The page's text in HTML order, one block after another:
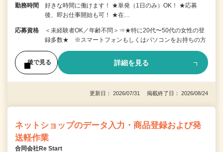
勤務時間
好きな時間に働けます！ ★単発（1日のみ）OK！ ★応募
後、即お仕事開始も可！ ★在…
応募資格
＜未経験者OK／年齢不問＞⇒★特に20代〜50代の女性の登
録多数★ ※スマートフォンもしくはパソコンをお持ちの方
後で見る 詳細を見る
更新日： 2026/07/31 掲載終了日： 2026/08/24
ネットショップのデータ入力・商品登録および発
送軽作業
合同会社Re Start